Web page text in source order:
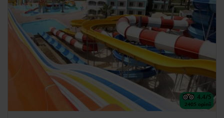
4.4/5
2405 opinii